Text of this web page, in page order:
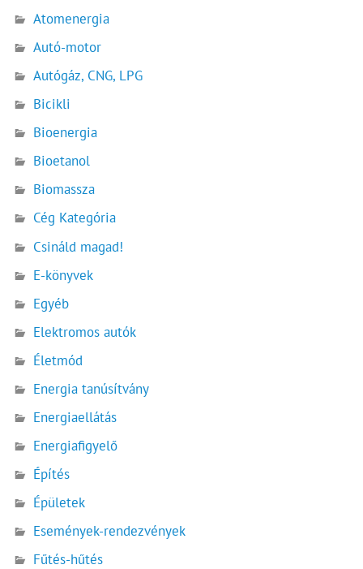
Atomenergia
Autó-motor
Autógáz, CNG, LPG
Bicikli
Bioenergia
Bioetanol
Biomassza
Cég Kategória
Csináld magad!
E-könyvek
Egyéb
Elektromos autók
Életmód
Energia tanúsítvány
Energiaellátás
Energiafigyelő
Építés
Épületek
Események-rendezvények
Fűtés-hűtés